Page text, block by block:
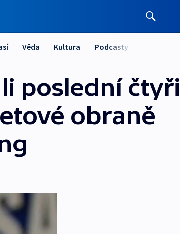
Věda Kultura Podcasty
poslední čtyři
obraně